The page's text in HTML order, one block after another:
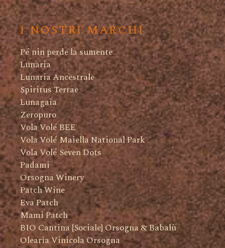
I NOSTRI MARCHI
Pé nin perde la sumente
Lunaria
Lunaria Ancestrale
Spiritus Terrae
Lunagaia
Zeropuro
Vola Volé BEE
Vola Volé Maiella National Park
Vola Volé Seven Dots
Padami
Orsogna Winery
Patch Wine
Eva Patch
Mami Patch
BIO Cantina {Sociale} Orsogna & Babalù
Olearia Vinicola Orsogna